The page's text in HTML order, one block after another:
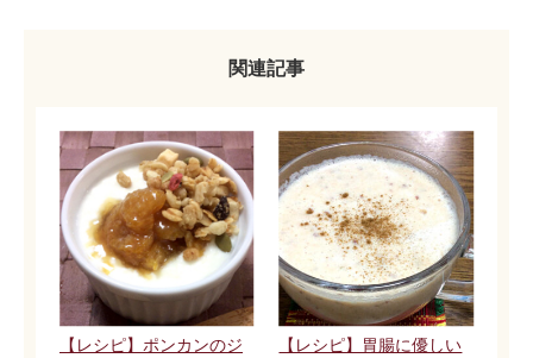
関連記事
【レシピ】ポンカンのジ
【レシピ】胃腸に優しい